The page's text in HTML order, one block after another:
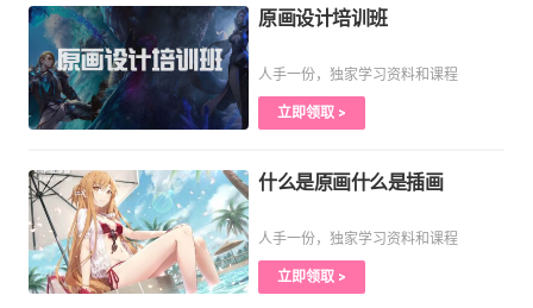
原画设计培训班
人手一份，独家学习资料和课程
立即领取 >
什么是原画什么是插画
人手一份，独家学习资料和课程
立即领取 >